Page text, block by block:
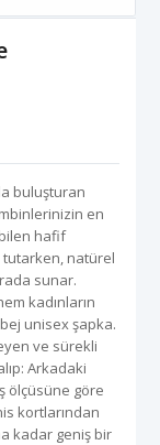
buluşturan
en
hafif
tutarken, natürel
sunar.
kadınların
unisex şapka.
ve sürekli
Arkadaki
ölçüsüne göre
kortlarından
kadar geniş bir